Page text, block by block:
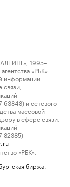
1995–
«РБК»
информации
и сетевого
массовой
в сфере связи,
82385)
«РБК».
биржа